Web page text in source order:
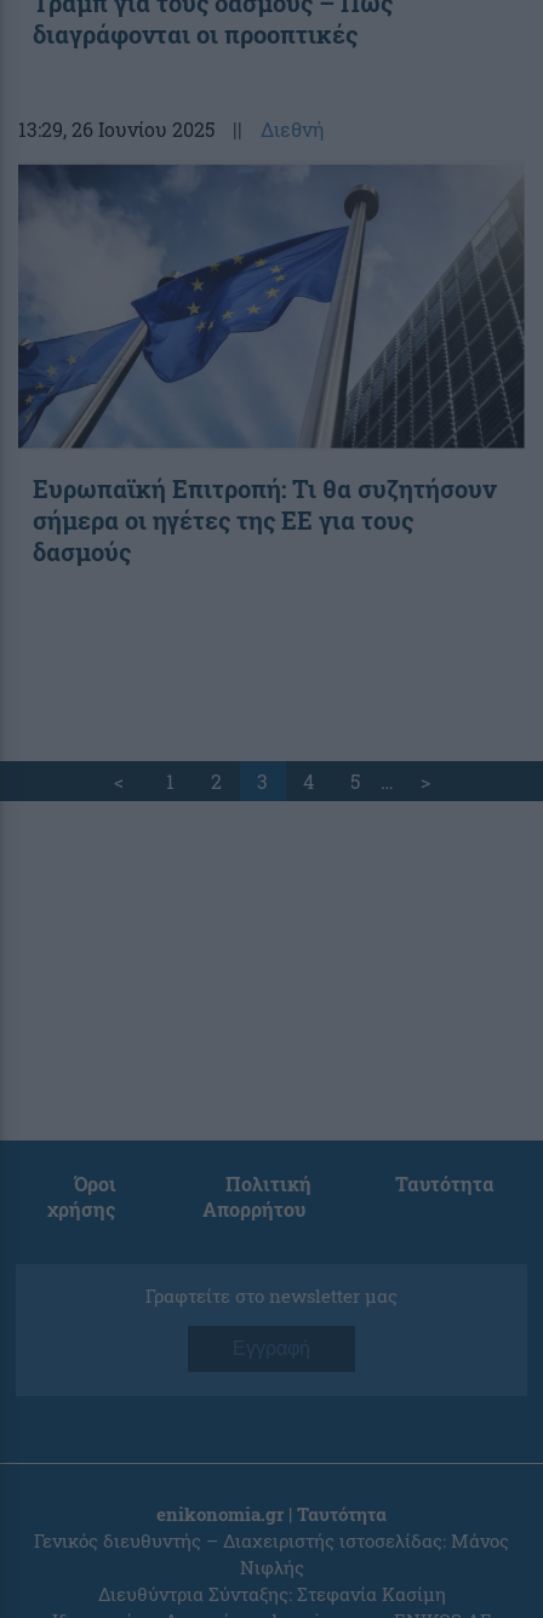
διαγράφονται οι προοπτικές
13:29, 26 Ιουνίου 2025 || Διεθνή
Ευρωπαϊκή Επιτροπή: Τι θα συζητήσουν
σήμερα οι ηγέτες της ΕΕ για τους
δασμούς
< 1 2 3 4 5 … >
Όροι
χρήσης
Πολιτική
Απορρήτου
Ταυτότητα
Γραφτείτε στο newsletter μας
Εγγραφή
enikonomia.gr | Ταυτότητα
Γενικός διευθυντής – Διαχειριστής ιστοσελίδας: Μάνος
Νιφλής
Διευθύντρια Σύνταξης: Στεφανία Κασίμη